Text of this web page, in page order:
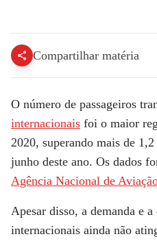
Compartilhar matéria
O número de passageiros
internacionais foi o maior
2020, superando mais de
junho deste ano. Os dados
Agência Nacional de
Apesar disso, a demanda e
internacionais ainda não